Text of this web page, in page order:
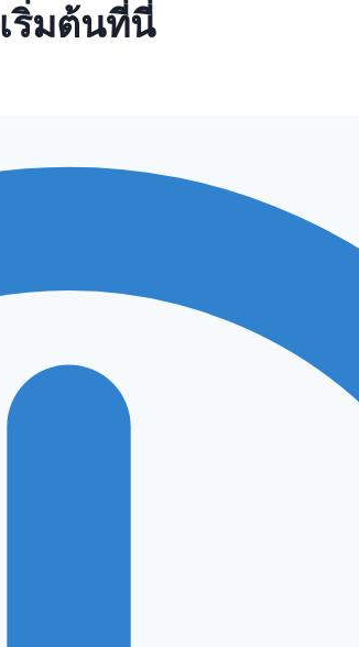
เริ่มต้นที่นี่